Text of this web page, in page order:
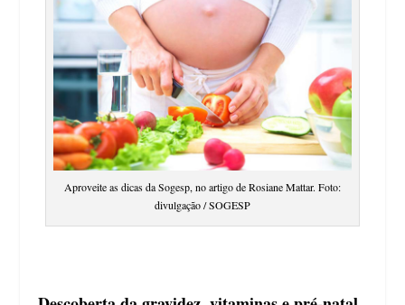
Aproveite as dicas da Sogesp, no artigo de Rosiane Mattar. Foto:
divulgação / SOGESP